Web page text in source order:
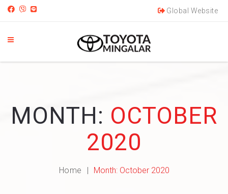
Global Website
MONTH: OCTOBER
2020
Home Month: October 2020